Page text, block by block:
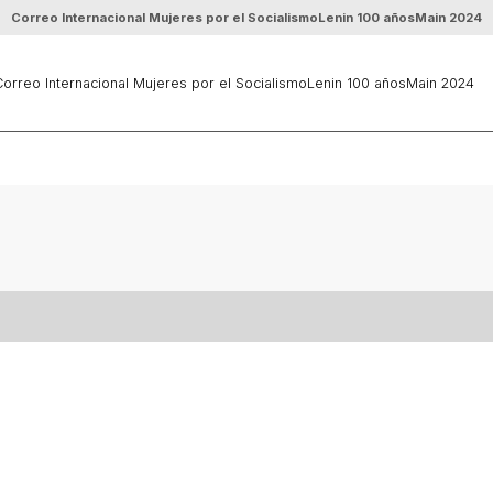
Correo Internacional Mujeres por el SocialismoLenin 100 añosMain 2024
Internacional Mujeres por el SocialismoLenin 100 añosMain 2024